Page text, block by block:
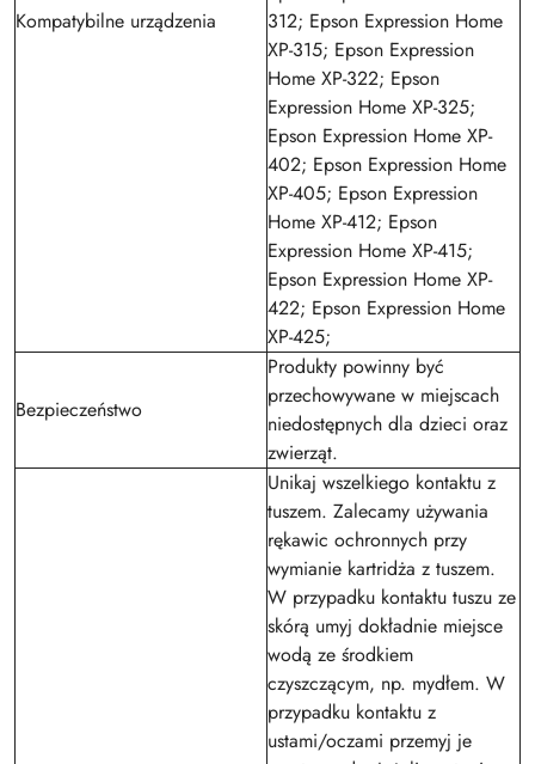
Kompatybilne urządzenia
312; Epson Expression Home
XP-315; Epson Expression
Home XP-322; Epson
Expression Home XP-325;
Epson Expression Home XP-
402; Epson Expression Home
XP-405; Epson Expression
Home XP-412; Epson
Expression Home XP-415;
Epson Expression Home XP-
422; Epson Expression Home
XP-425;
Bezpieczeństwo
Produkty powinny być
przechowywane w miejscach
niedostępnych dla dzieci oraz
zwierząt.
Unikaj wszelkiego kontaktu z
tuszem. Zalecamy używania
rękawic ochronnych przy
wymianie kartridża z tuszem.
W przypadku kontaktu tuszu ze
skórą umyj dokładnie miejsce
wodą ze środkiem
czyszczącym, np. mydłem. W
przypadku kontaktu z
ustami/oczami przemyj je